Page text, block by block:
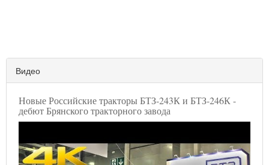
Видео
Новые Российские тракторы БТЗ-243К и БТЗ-246К -
дебют Брянского тракторного завода